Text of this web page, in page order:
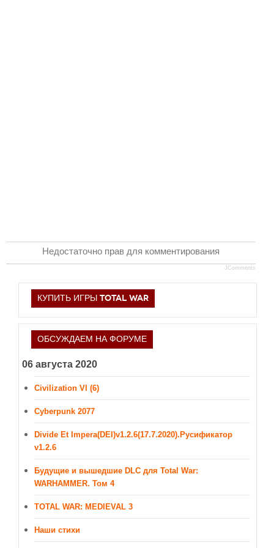
Недостаточно прав для комментирования
JComments
КУПИТЬ ИГРЫ TOTAL WAR
ОБСУЖДАЕМ НА ФОРУМЕ
06 августа 2020
Civilization VI (6)
Cyberpunk 2077
Divide Et Impera(DEI)v1.2.6(17.7.2020).Русификатор
v1.2.6
Будущие и вышедшие DLC для Total War:
WARHAMMER. Том 4
TOTAL WAR: MEDIEVAL 3
Наши стихи